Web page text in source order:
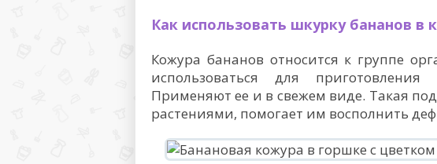
Как использовать шкурку бананов в
Кожура бананов относится к группе
использоваться для приготовления
Применяют ее и в свежем виде. Такая
растениями, помогает им восполнить